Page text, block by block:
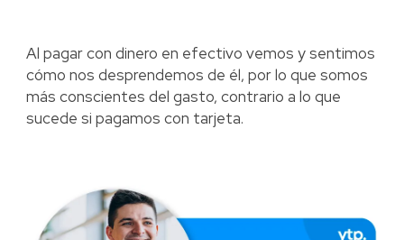
Al pagar con dinero en efectivo vemos y sentimos
cómo nos desprendemos de él, por lo que somos
más conscientes del gasto, contrario a lo que
sucede si pagamos con tarjeta.